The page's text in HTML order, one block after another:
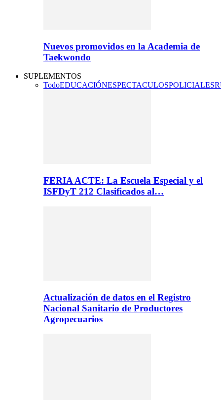
Nuevos promovidos en la Academia de
Taekwondo
SUPLEMENTOS
TodoEDUCACIÓNESPECTACULOSPOLICIALES
FERIA ACTE: La Escuela Especial y el
ISFDyT 212 Clasificados al…
Actualización de datos en el Registro
Nacional Sanitario de Productores
Agropecuarios